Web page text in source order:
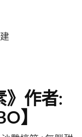
》作者:
】